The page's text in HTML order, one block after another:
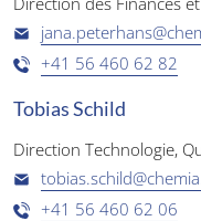
+41 56 460 62 82
Tobias Schild
Direction Technologie,
+41 56 460 62 06